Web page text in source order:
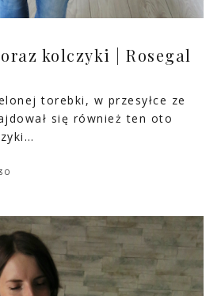
kolczyki | Rosegal
torebki, w przesyłce ze
się również ten oto
…